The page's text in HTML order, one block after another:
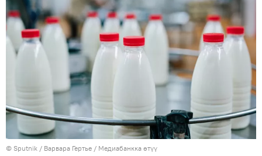
© Sputnik / Варвара Гертье / Медиабанкка өтүү